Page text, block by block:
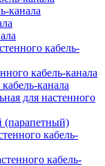
канала
кабель-
кабель-канала
канала
для настенного
(парапетный)
кабель-
кабель-